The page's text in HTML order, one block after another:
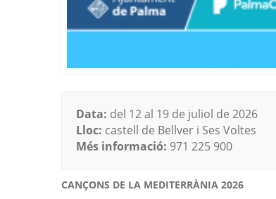
Data: del 12 al 19 de juliol de 2026
Lloc: castell de Bellver i Ses Voltes
Més informació: 971 225 900
CANÇONS DE LA MEDITERRÀNIA 2026